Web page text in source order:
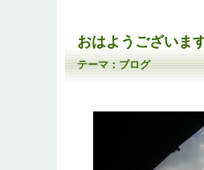
おはようございま
テーマ：ブログ